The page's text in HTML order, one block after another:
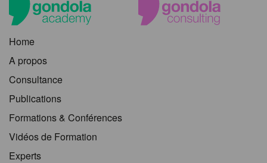
Home
A propos
Consultance
Publications
Formations & Conférences
Vidéos de Formation
Experts